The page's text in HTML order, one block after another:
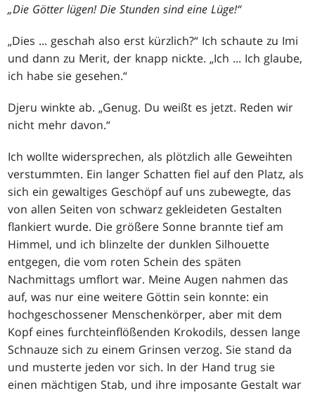
„Die Götter lügen! Die Stunden sind eine Lüge!“
„Dies ... geschah also erst kürzlich?“ Ich schaute zu Imi
und dann zu Merit, der knapp nickte. „Ich ... Ich glaube,
ich habe sie gesehen.“
Djeru winkte ab. „Genug. Du weißt es jetzt. Reden wir
nicht mehr davon.“
Ich wollte widersprechen, als plötzlich alle Geweihten
verstummten. Ein langer Schatten fiel auf den Platz, als
sich ein gewaltiges Geschöpf auf uns zubewegte, das
von allen Seiten von schwarz gekleideten Gestalten
flankiert wurde. Die größere Sonne brannte tief am
Himmel, und ich blinzelte der dunklen Silhouette
entgegen, die vom roten Schein des späten
Nachmittags umflort war. Meine Augen nahmen das
auf, was nur eine weitere Göttin sein konnte: ein
hochgeschossener Menschenkörper, aber mit dem
Kopf eines furchteinflößenden Krokodils, dessen lange
Schnauze sich zu einem Grinsen verzog. Sie stand da
und musterte jeden vor sich. In der Hand trug sie
einen mächtigen Stab, und ihre imposante Gestalt war